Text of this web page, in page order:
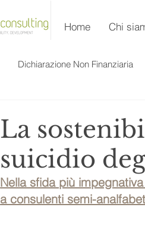
Home Chi
Dichiarazione Non Finanziaria
La
suicidio
Nella sfida più
a consulenti semi-